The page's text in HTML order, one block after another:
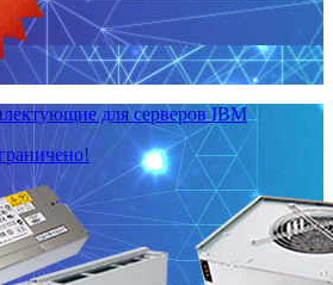
для серверов IBM